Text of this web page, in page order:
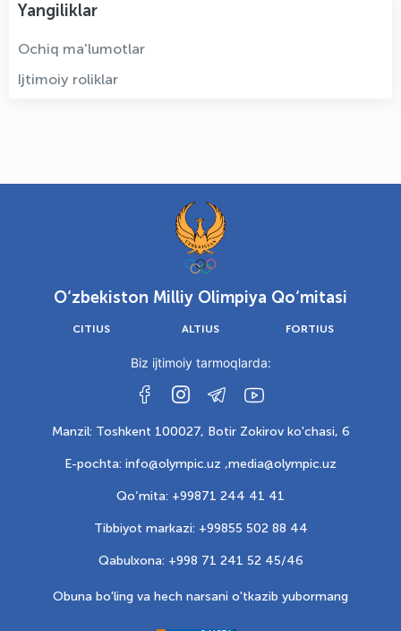
Yangiliklar
Ochiq ma'lumotlar
Ijtimoiy roliklar
O‘zbekiston Milliy Olimpiya Qo‘mitasi
CITIUS ALTIUS FORTIUS
Biz ijtimoiy tarmoqlarda:
Manzil: Toshkent 100027, Botir Zokirov ko'chasi, 6
E-pochta: info@olympic.uz ,media@olympic.uz
Qo‘mita: +99871 244 41 41
Tibbiyot markazi: +99855 502 88 44
Qabulxona: +998 71 241 52 45/46
Obuna bo'ling va hech narsani o'tkazib yubormang